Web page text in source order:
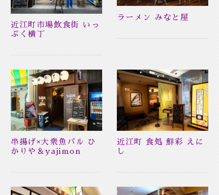
近江町市場飲食街 いっ
ぷく横丁
ラーメン みなと屋
串揚げ×大衆魚バル ひ
かりや＆yajimon
近江町 食処 鮮彩 えに
し